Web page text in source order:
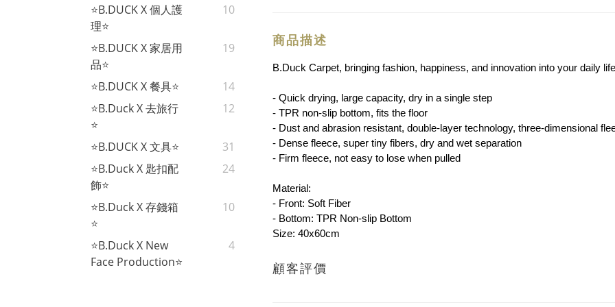
⭐B.DUCK X 個人護
理⭐
10
⭐B.DUCK X 家居用
品⭐
19
⭐B.DUCK X 餐具⭐
14
⭐B.Duck X 去旅行
⭐
12
⭐B.DUCK X 文具⭐
31
⭐B.Duck X 匙扣配
飾⭐
24
⭐B.Duck X 存錢箱
⭐
10
⭐B.Duck X New
Face Production⭐
4
商品描述
B.Duck Carpet, bringing fashion, happiness, and innovation into your daily
- Quick drying, large capacity, dry in a single step
- TPR non-slip bottom, fits the floor
- Dust and abrasion resistant, double-layer technology, three-dimensional
- Dense fleece, super tiny fibers, dry and wet separation
- Firm fleece, not easy to lose when pulled
Material:
- Front: Soft Fiber
- Bottom: TPR Non-slip Bottom
Size: 40x60cm
顧客評價